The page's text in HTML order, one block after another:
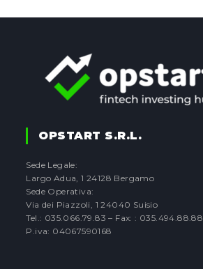
OPSTART S.r.l.
Sede Legale:
Largo Adua, 1 24128 Bergamo
Sede Operativa:
Via dei Piazzoli, 1 24040 Suisio
Tel.: 035.066.79.83 – Fax: : 035.494.88.88
P.iva: 04067590168